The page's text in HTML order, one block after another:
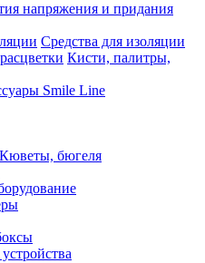
напряжения и придания
Средства для изоляции
Кисти, палитры,
Smile Line
Кюветы, бюгеля